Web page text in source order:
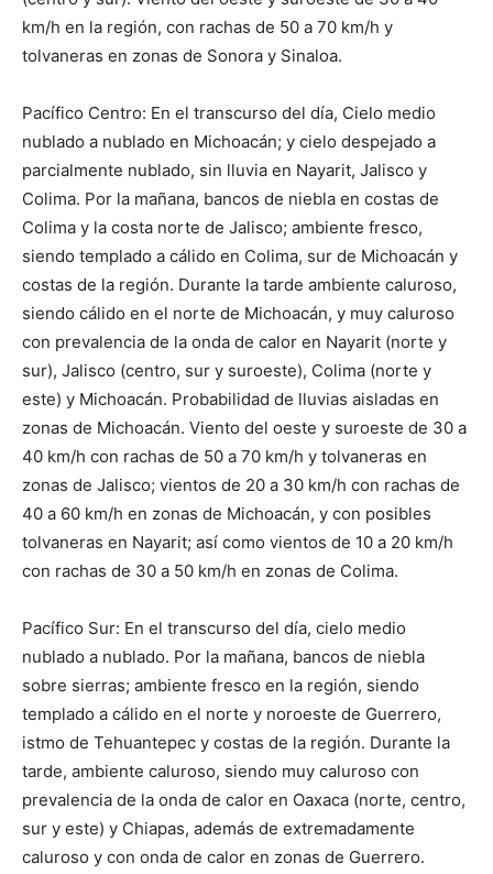
km/h en la región, con rachas de 50 a 70 km/h y
tolvaneras en zonas de Sonora y Sinaloa.
Pacífico Centro: En el transcurso del día, Cielo medio
nublado a nublado en Michoacán; y cielo despejado a
parcialmente nublado, sin lluvia en Nayarit, Jalisco y
Colima. Por la mañana, bancos de niebla en costas de
Colima y la costa norte de Jalisco; ambiente fresco,
siendo templado a cálido en Colima, sur de Michoacán y
costas de la región. Durante la tarde ambiente caluroso,
siendo cálido en el norte de Michoacán, y muy caluroso
con prevalencia de la onda de calor en Nayarit (norte y
sur), Jalisco (centro, sur y suroeste), Colima (norte y
este) y Michoacán. Probabilidad de lluvias aisladas en
zonas de Michoacán. Viento del oeste y suroeste de 30 a
40 km/h con rachas de 50 a 70 km/h y tolvaneras en
zonas de Jalisco; vientos de 20 a 30 km/h con rachas de
40 a 60 km/h en zonas de Michoacán, y con posibles
tolvaneras en Nayarit; así como vientos de 10 a 20 km/h
con rachas de 30 a 50 km/h en zonas de Colima.
Pacífico Sur: En el transcurso del día, cielo medio
nublado a nublado. Por la mañana, bancos de niebla
sobre sierras; ambiente fresco en la región, siendo
templado a cálido en el norte y noroeste de Guerrero,
istmo de Tehuantepec y costas de la región. Durante la
tarde, ambiente caluroso, siendo muy caluroso con
prevalencia de la onda de calor en Oaxaca (norte, centro,
sur y este) y Chiapas, además de extremadamente
caluroso y con onda de calor en zonas de Guerrero.